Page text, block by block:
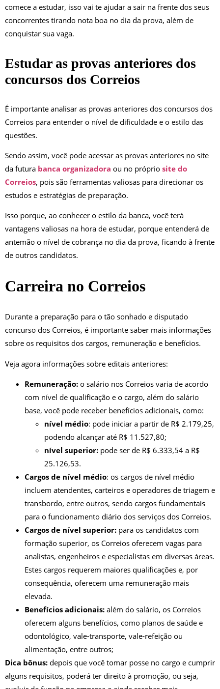
comece a estudar, isso vai te ajudar a sair na frente dos seus
concorrentes tirando nota boa no dia da prova, além de
conquistar sua vaga.
Estudar as provas anteriores dos
concursos dos Correios
É importante analisar as provas anteriores dos concursos dos
Correios para entender o nível de dificuldade e o estilo das
questões.
Sendo assim, você pode acessar as provas anteriores no site
da futura banca organizadora ou no próprio site do
Correios, pois são ferramentas valiosas para direcionar os
estudos e estratégias de preparação.
Isso porque, ao conhecer o estilo da banca, você terá
vantagens valiosas na hora de estudar, porque entenderá de
antemão o nível de cobrança no dia da prova, ficando à frente
de outros candidatos.
Carreira no Correios
Durante a preparação para o tão sonhado e disputado
concurso dos Correios, é importante saber mais informações
sobre os requisitos dos cargos, remuneração e benefícios.
Veja agora informações sobre editais anteriores:
Remuneração: o salário nos Correios varia de acordo
com nível de qualificação e o cargo, além do salário
base, você pode receber benefícios adicionais, como:
nível médio: pode iniciar a partir de R$ 2.179,25,
podendo alcançar até R$ 11.527,80;
nível superior: pode ser de R$ 6.333,54 a R$
25.126,53.
Cargos de nível médio: os cargos de nível médio
incluem atendentes, carteiros e operadores de triagem e
transbordo, entre outros, sendo cargos fundamentais
para o funcionamento diário dos serviços dos Correios.
Cargos de nível superior: para os candidatos com
formação superior, os Correios oferecem vagas para
analistas, engenheiros e especialistas em diversas áreas.
Estes cargos requerem maiores qualificações e, por
consequência, oferecem uma remuneração mais
elevada.
Benefícios adicionais: além do salário, os Correios
oferecem alguns benefícios, como planos de saúde e
odontológico, vale-transporte, vale-refeição ou
alimentação, entre outros;
Dica bônus: depois que você tomar posse no cargo e cumprir
alguns requisitos, poderá ter direito à promoção, ou seja,